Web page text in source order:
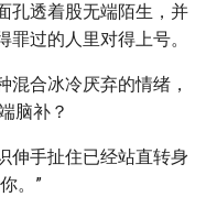
孔透着股无端陌生，并
过的人里对得上号。
混合冰冷厌弃的情绪，
脑补？
伸手扯住已经站直转身
。”